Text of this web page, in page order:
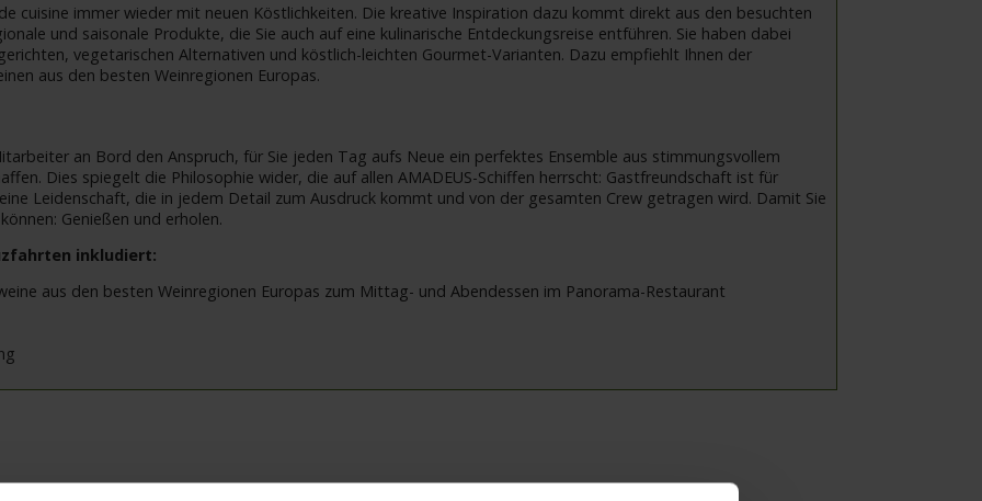
cuisine immer wieder mit neuen Köstlichkeiten. Die kreative Inspiration dazu kommt direkt aus den besuchten
und saisonale Produkte, die Sie auch auf eine kulinarische Entdeckungsreise entführen. Sie haben dabei
vegetarischen Alternativen und köstlich-leichten Gourmet-Varianten. Dazu empfiehlt Ihnen der
aus den besten Weinregionen Europas.
an Bord den Anspruch, für Sie jeden Tag aufs Neue ein perfektes Ensemble aus stimmungsvollem
Dies spiegelt die Philosophie wider, die auf allen AMADEUS-Schiffen herrscht: Gastfreundschaft ist für
Leidenschaft, die in jedem Detail zum Ausdruck kommt und von der gesamten Crew getragen wird. Damit Sie
Genießen und erholen.
inkludiert:
aus den besten Weinregionen Europas zum Mittag- und Abendessen im Panorama-Restaurant